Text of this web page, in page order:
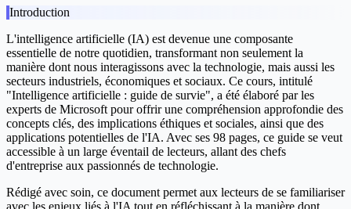
Introduction
L'intelligence artificielle (IA) est devenue une composante
essentielle de notre quotidien, transformant non seulement la
manière dont nous interagissons avec la technologie, mais aussi les
secteurs industriels, économiques et sociaux. Ce cours, intitulé
"Intelligence artificielle : guide de survie", a été élaboré par les
experts de Microsoft pour offrir une compréhension approfondie des
concepts clés, des implications éthiques et sociales, ainsi que des
applications potentielles de l'IA. Avec ses 98 pages, ce guide se veut
accessible à un large éventail de lecteurs, allant des chefs
d'entreprise aux passionnés de technologie.
Rédigé avec soin, ce document permet aux lecteurs de se familiariser